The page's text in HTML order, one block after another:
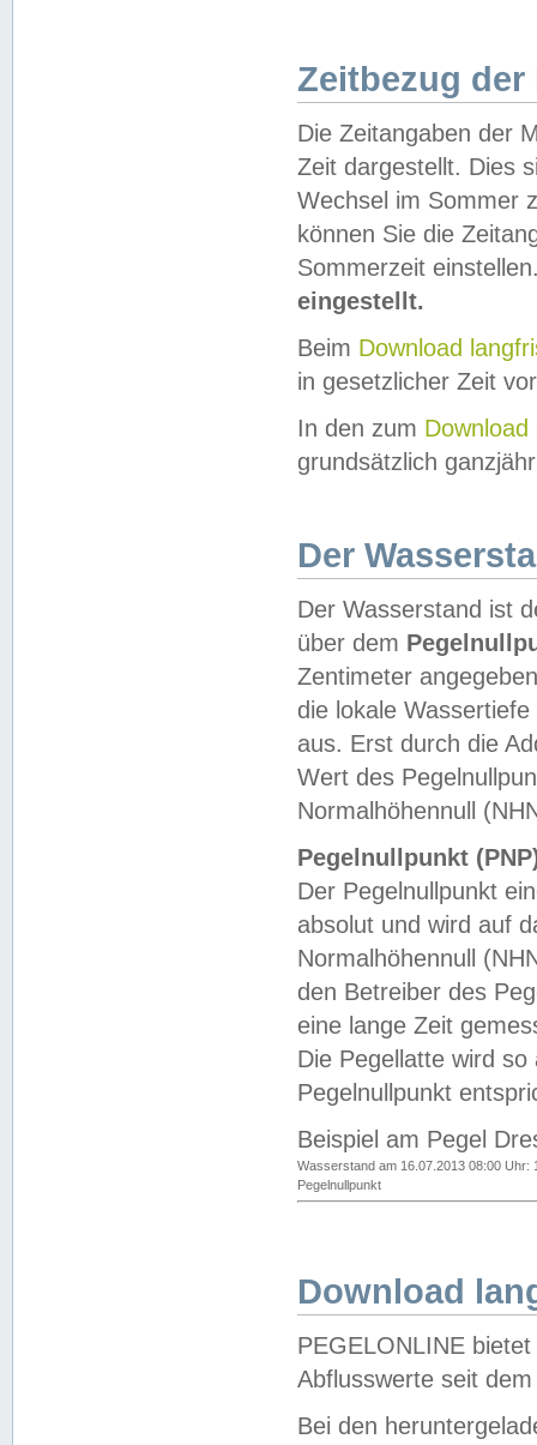
Zeitbezug der
Die Zeitangaben der
Zeit dargestellt. Dies
Wechsel im Sommer
können Sie die
Sommerzeit
eingestellt.
Beim Download
in gesetzlicher Zeit
In den zum Download
grundsätzlich
Der
Der Wasserstand ist
über dem
Zentimeter
die lokale
aus. Erst durch die
Wert des
Normalhöhennull
Pegelnullpunkt
Der Pegelnullpunkt
absolut und wird auf
Normalhöhennull
den Betreiber des
eine lange Zeit
Die Pegellatte wird
Pegelnullpunkt
Beispiel am Pegel
Wasserstand am 16.07.2013 08:00 Uhr:
Pegelnullpunkt
Download
PEGELONLINE
Abflusswerte seit
Bei den